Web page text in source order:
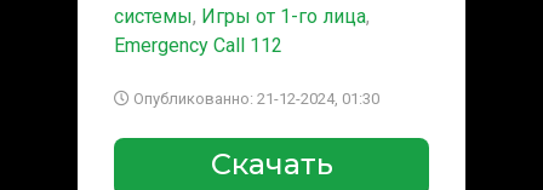
системы, Игры от 1-го лица,
Emergency Call 112
Опубликованно: 21-12-2024, 01:30
Скачать